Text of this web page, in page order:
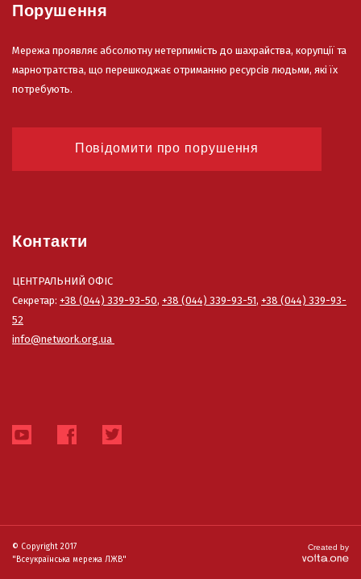
Порушення
Мережа проявляє абсолютну нетерпимість до шахрайства, корупції та
марнотратства, що перешкоджає отриманню ресурсів людьми, які їх
потребують.
Повідомити про порушення
Контакти
ЦЕНТРАЛЬНИЙ ОФІС
Секретар: +38 (044) 339-93-50, +38 (044) 339-93-51, +38 (044) 339-93-
52
info@network.org.ua
© Copyright 2017
"Всеукраїнська мережа ЛЖВ"
Created by